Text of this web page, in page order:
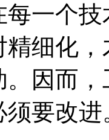
每一个
细化
因而
须要改进